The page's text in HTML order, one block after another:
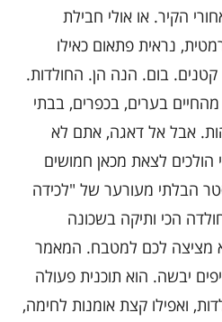
הקיר. או אולי חבילת
נראית פתאום כאילו
בום. הנה הן. החולדות.
בערים, בכפרים, בבתי
אבל אל דאגה, אתם לא
לצאת מכאן חמושים
הבלתי מעורער של "לכידה
הכי ותיקה בשכונה
מציצה לכם למטבח. המאמר
יבשה. הוא תוכנית פעולה
ואפילו קצת אומנות לחימה,